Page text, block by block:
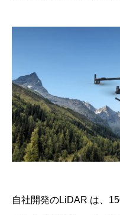
自社開発のLiDAR は、